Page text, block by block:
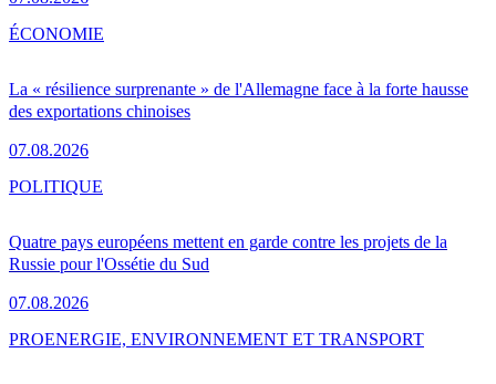
La « résilience surprenante » de l'Allemagne face à la forte hausse
des exportations chinoises
07.08.2026
ÉCONOMIE
Quatre pays européens mettent en garde contre les projets de la
Russie pour l'Ossétie du Sud
07.08.2026
POLITIQUE
PROENERGIE, ENVIRONNEMENT ET TRANSPORT